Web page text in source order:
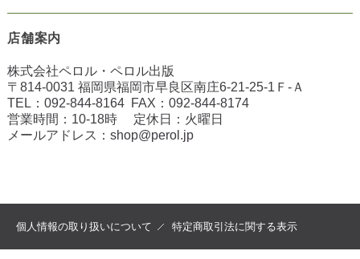
店舗案内
株式会社ペロル・ペロル出版
〒814-0031 福岡県福岡市早良区南庄6-21-25-1Ｆ-Ａ
TEL： 092-844-8164FAX： 092-844-8174
営業時間：10-18時 定休日：火曜日
メールアドレス： shop@perol.jp
個人情報の取り扱いについて 特定商取引法に関する表示